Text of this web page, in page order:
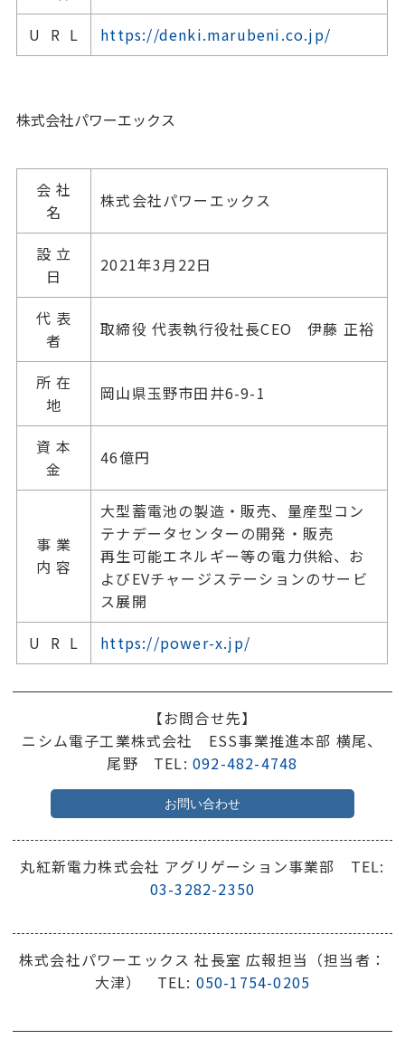
U R L
https://denki.marubeni.co.jp/
株式会社パワーエックス
会 社
名
株式会社パワーエックス
設 立
日
2021年3月22日
代 表
者
取締役 代表執行役社長CEO 伊藤 正裕
所 在
地
岡山県玉野市田井6-9-1
資 本
金
46億円
事 業
内 容
⼤型蓄電池の製造・販売、量産型コン
テナデータセンターの開発・販売
再生可能エネルギー等の電力供給、お
よびEVチャージステーションのサービ
ス展開
U R L
https://power-x.jp/
【お問合せ先】
ニシム電子工業株式会社 ESS事業推進本部 横尾、
尾野 TEL: 092-482-4748
お問い合わせ
丸紅新電力株式会社 アグリゲーション事業部 TEL:
03-3282-2350
株式会社パワーエックス 社長室 広報担当（担当者：
大津） TEL: 050-1754-0205